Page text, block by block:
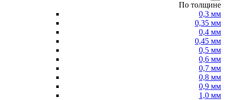
По толщине
0,3 мм
0,35 мм
0,4 мм
0,45 мм
0,5 мм
0,6 мм
0,7 мм
0,8 мм
0,9 мм
1,0 мм